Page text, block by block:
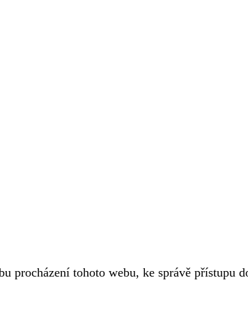
procházení tohoto webu, ke správě přístupu